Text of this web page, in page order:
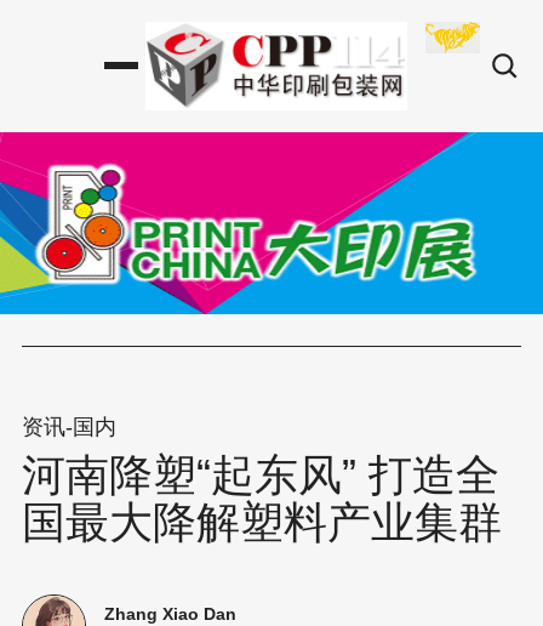
资讯-国内
河南降塑“起东风” 打造全
国最大降解塑料产业集群
Zhang Xiao Dan